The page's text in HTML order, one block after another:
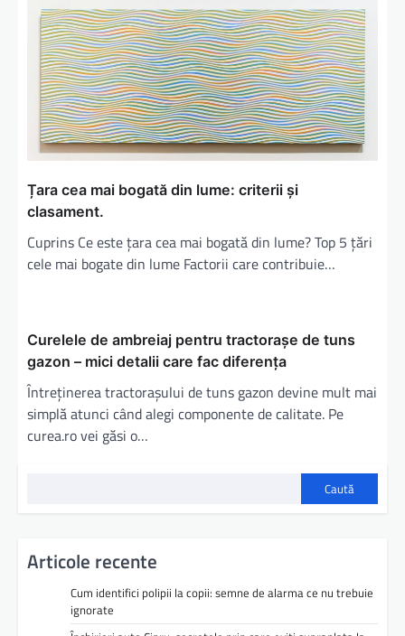
Țara cea mai bogată din lume: criterii și
clasament.
Cuprins Ce este țara cea mai bogată din lume? Top 5 țări
cele mai bogate din lume Factorii care contribuie…
Curelele de ambreiaj pentru tractorașe de tuns
gazon – mici detalii care fac diferența
Întreținerea tractorașului de tuns gazon devine mult mai
simplă atunci când alegi componente de calitate. Pe
curea.ro vei găsi o…
Caută
Articole recente
Cum identifici polipii la copii: semne de alarma ce nu trebuie
ignorate